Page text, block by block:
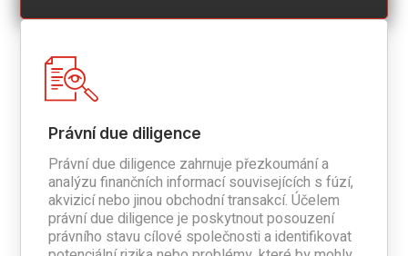
Právní due diligence
Právní due diligence zahrnuje přezkoumání a
analýzu finančních informací souvisejících s fúzí,
akvizicí nebo jinou obchodní transakcí. Účelem
právní due diligence je poskytnout posouzení
právního stavu cílové společnosti a identifikovat